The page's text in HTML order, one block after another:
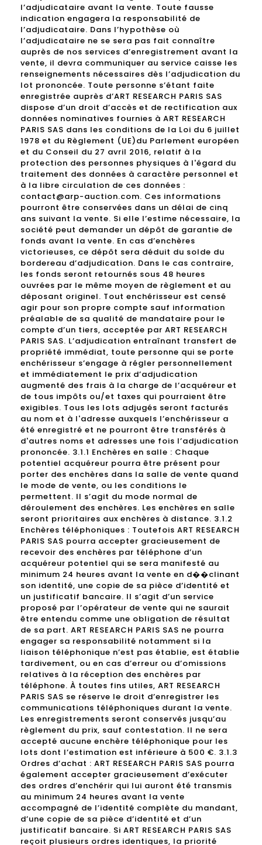
l’adjudicataire avant la vente. Toute fausse
indication engagera la responsabilité de
l’adjudicataire. Dans l’hypothèse où
l’adjudicataire ne se sera pas fait connaître
auprès de nos services d’enregistrement avant la
vente, il devra communiquer au service caisse les
renseignements nécessaires dès l’adjudication du
lot prononcée. Toute personne s’étant faite
enregistrée auprès d’ART RESEARCH PARIS SAS
dispose d’un droit d’accès et de rectification aux
données nominatives fournies à ART RESEARCH
PARIS SAS dans les conditions de la Loi du 6 juillet
1978 et du Règlement (UE)du Parlement européen
et du Conseil du 27 avril 2016, relatif à la
protection des personnes physiques à l'égard du
traitement des données à caractère personnel et
à la libre circulation de ces données :
contact@arp-auction.com. Ces informations
pourront être conservées dans un délai de cinq
ans suivant la vente. Si elle l’estime nécessaire, la
société peut demander un dépôt de garantie de
fonds avant la vente. En cas d’enchères
victorieuses, ce dépôt sera déduit du solde du
bordereau d’adjudication. Dans le cas contraire,
les fonds seront retournés sous 48 heures
ouvrées par le même moyen de règlement et au
déposant originel. Tout enchérisseur est censé
agir pour son propre compte sauf information
préalable de sa qualité de mandataire pour le
compte d’un tiers, acceptée par ART RESEARCH
PARIS SAS. L’adjudication entraînant transfert de
propriété immédiat, toute personne qui se porte
enchérisseur s’engage à régler personnellement
et immédiatement le prix d’adjudication
augmenté des frais à la charge de l’acquéreur et
de tous impôts ou/et taxes qui pourraient être
exigibles. Tous les lots adjugés seront facturés
au nom et à l'adresse auxquels l’enchérisseur a
été enregistré et ne pourront être transférés à
d'autres noms et adresses une fois l’adjudication
prononcée. 3.1.1 Enchères en salle : Chaque
potentiel acquéreur pourra être présent pour
porter des enchères dans la salle de vente quand
le mode de vente, ou les conditions le
permettent. Il s’agit du mode normal de
déroulement des enchères. Les enchères en salle
seront prioritaires aux enchères à distance. 3.1.2
Enchères téléphoniques : Toutefois ART RESEARCH
PARIS SAS pourra accepter gracieusement de
recevoir des enchères par téléphone d’un
acquéreur potentiel qui se sera manifesté au
minimum 24 heures avant la vente en d��clinant
son identité, une copie de sa pièce d’identité et
un justificatif bancaire. Il s’agit d’un service
proposé par l’opérateur de vente qui ne saurait
être entendu comme une obligation de résultat
de sa part. ART RESEARCH PARIS SAS ne pourra
engager sa responsabilité notamment si la
liaison téléphonique n’est pas établie, est établie
tardivement, ou en cas d’erreur ou d’omissions
relatives à la réception des enchères par
téléphone. À toutes fins utiles, ART RESEARCH
PARIS SAS se réserve le droit d’enregistrer les
communications téléphoniques durant la vente.
Les enregistrements seront conservés jusqu’au
règlement du prix, sauf contestation. Il ne sera
accepté aucune enchère téléphonique pour les
lots dont l’estimation est inférieure à 500 €. 3.1.3
Ordres d’achat : ART RESEARCH PARIS SAS pourra
également accepter gracieusement d’exécuter
des ordres d’enchérir qui lui auront été transmis
au minimum 24 heures avant la vente
accompagné de l’identité complète du mandant,
d’une copie de sa pièce d’identité et d’un
justificatif bancaire. Si ART RESEARCH PARIS SAS
reçoit plusieurs ordres identiques, la priorité